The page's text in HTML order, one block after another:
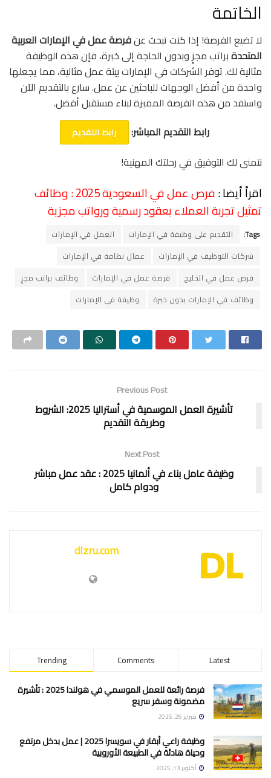
الخاتمة
لا تضيع الفرصة! إذا كنت تبحث عنفرصة عمل في الإمارات العربية
المتحدةبراتب مجزٍ وبدون الحاجة إلى خبرة، فإن هذه الوظيفة
مثالية لك. توفر الشركات في الإمارات بيئة عمل مثالية، مما يجعلها
واحدة من أفضل الوجهات للباحثين عن عمل. سارع بالتقديم الآن
واستفد من هذه الفرصة المميزة لبناء مستقبل أفضل.
رابط التقديم المباشر:
رابط التقديم
نتمنى لك التوفيق في رحلتك المهنية!
اقرأ أيضا :
فرص عمل في السعودية 2025 : وظائف
تمثيل تجربة العملاء بعقود رسمية ورواتب مجزية
Tags: التقديم على وظيفة في الإمارات
العمل في الإمارات
شركات التوظيف في الإمارات
عمال نظافة في الإمارات
فرص عمل في الخليج
فرصة عمل في الإمارات
وظائف براتب مجزٍ
وظائف في الإمارات بدون خبرة
وظيفة في الإمارات
Previous Post
تأشيرة العمل الموسمية في أستراليا 2025: الشروط
وطريقة التقديم
Next Post
وظيفة عامل بناء في ألمانيا 2025 : عقد عمل مباشر
ودوام كامل
dlzru.com
Trending Comments Latest
فرصة رائعة للعمل الموسمي في هولندا 2025 : تأشيرة
مضمونة وسفر سريع
فبراير 26, 2025
وظيفة راعي أبقار في سويسرا 2025 | عمل بدخل مرتفع
وحياة هادئة في الطبيعة الأوروبية
أكتوبر 13, 2025